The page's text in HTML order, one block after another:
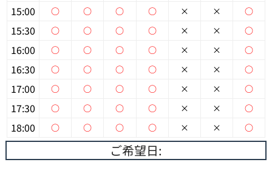
15:00
15:30
16:00
16:30
17:00
17:30
18:00
○
○
○
○
○
○
○
○
○
○
○
○
○
○
○
○
○
○
○
○
○
○
○
○
○
○
○
○
×
×
×
×
×
×
×
×
×
×
×
×
×
×
○
○
○
○
○
○
○
ご希望日: